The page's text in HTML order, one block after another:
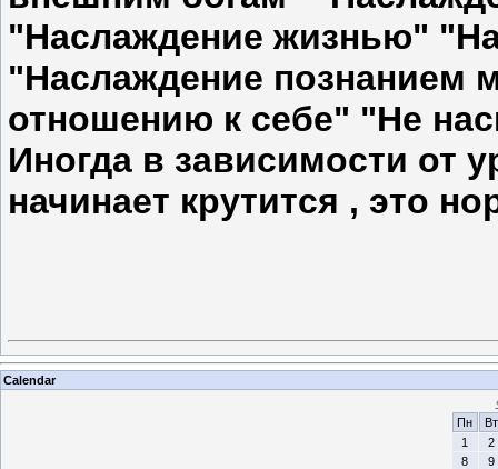
"Наслаждение жизнью"
"Наслаждение познанием
отношению к себе" "Не
Иногда в зависимости от
начинает крутится , это
Calendar
Пн
Вт
1
2
8
9